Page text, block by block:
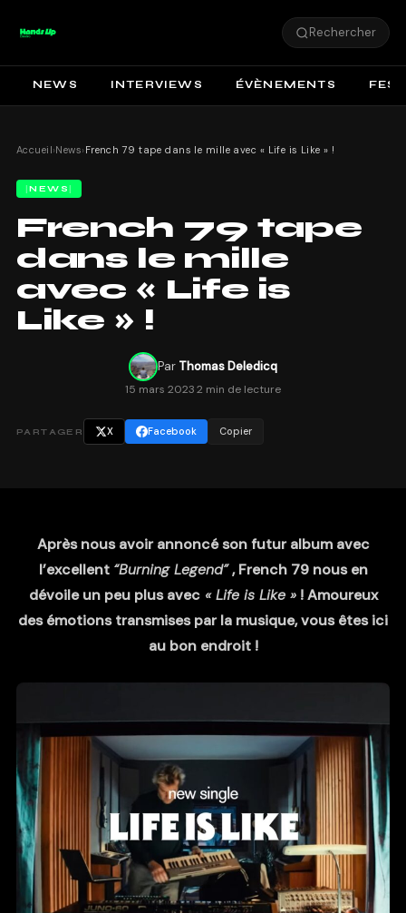
Rechercher
NEWS INTERVIEWS ÉVÈNEMENTS
Accueil›News› French 79 tape dans le mille avec « Life is Like » !
NEWS
French 79 tape
dans le mille
avec « Life is
Like » !
Par Thomas Deledicq
15 mars 20232 min de lecture
PARTAGER X Facebook Copier
Après nous avoir annoncé son futur album avec
l’excellent “Burning Legend”, French 79 nous en
dévoile un peu plus avec« Life is Like »! Amoureux
des émotions transmises par la musique, vous êtes ici
au bon endroit !